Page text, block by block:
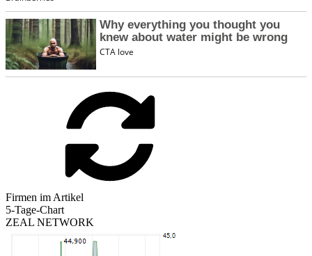
Firmen im Artikel
5-Tage-Chart
ZEAL NETWORK